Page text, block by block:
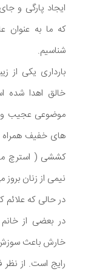
ایجاد پارگی و
که ما به عنوان
شناسیم.
بارداری یکی از
خالق اهدا شده
موضوعی عجیب و
های خفیف همراه
کششی ( استرچ
نیمی از زنان بروز
در حالی که
در بعضی از
خارش باعث سوزش
رایج است. از